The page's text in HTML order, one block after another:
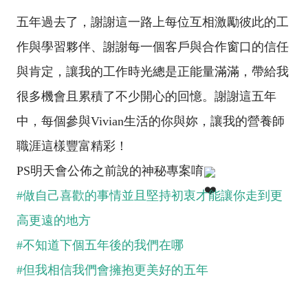
五年過去了，謝謝這一路上每位互相激勵彼此的工
作與學習夥伴、謝謝每一個客戶與合作窗口的信任
與肯定，讓我的工作時光總是正能量滿滿，帶給我
很多機會且累積了不少開心的回憶。謝謝這五年
中，每個參與Vivian生活的你與妳，讓我的營養師
職涯這樣豐富精彩！
PS明天會公佈之前說的神秘專案唷
#做自己喜歡的事情並且堅持初衷才能讓你走到更
高更遠的地方
#不知道下個五年後的我們在哪
#但我相信我們會擁抱更美好的五年